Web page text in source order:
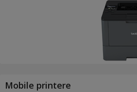
Mobile printere